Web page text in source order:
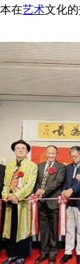
在艺术文化的